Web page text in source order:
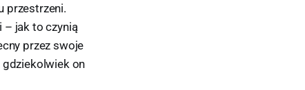
przestrzeni.
– jak to czynią
przez swoje
gdziekolwiek on